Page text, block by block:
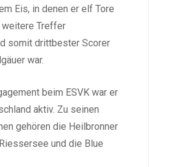
Eis, in denen er elf Tore
Treffer
somit drittbester Scorer
war.
beim ESVK war er
aktiv. Zu seinen
gehören die Heilbronner
und die Blue